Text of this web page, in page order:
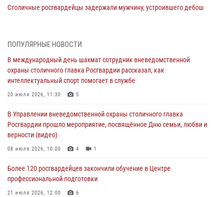
Столичные росгвардейцы задержали мужчину, устроившего дебош
футбольного матча Кубка России (Видео)
05 августа 2026, 12:35
Делегация МВД Республики Беларусь ознакомилась с передовыми
04 августа 2026, 18:16
В столичном главке Росгвардии завершился чемпионат по самбо и
боевому самбо. (видео)
Офицер Росгвардии стал гостем прямого эфира на «Радио Москвы»
и рассказал о работе дежурных частей
ПОПУЛЯРНЫЕ НОВОСТИ
В международный день шахмат сотрудник вневедомственной
охраны столичного главка Росгвардии рассказал, как
интеллектуальный спорт помогает в службе
20 июля 2026, 11:30 5
В Управлении вневедомственной охраны столичного главка
Росгвардии прошло мероприятие, посвящённое Дню семьи, любви и
верности (видео)
08 июля 2026, 10:00 4 1
Более 120 росгвардейцев закончили обучение в Центре
профессиональной подготовки
21 июля 2026, 12:00 6